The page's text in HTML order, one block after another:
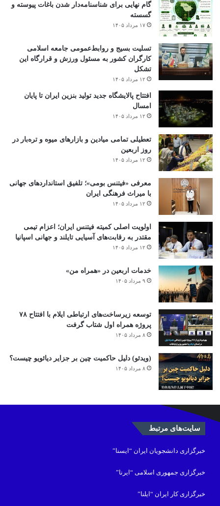
گام نهایی برای شناسنامه‌دار شدن باغات پیوسته و
گسسته
۱۷ مرداد ۱۴۰۵
تسلیت بسیج و روابط‌عمومی جامعه اسلامی
کارگران کشور به مسئول ورزش و قرارگاه این
تشکل
۱۲ مرداد ۱۴۰۵
افتتاح ‌پالایشگاه جدید تولید بنزین ایران تا پایان
امسال
۱۲ مرداد ۱۴۰۵
تعطیلی تمامی میادین و بازارهای میوه و تره‌بار در
روز اربعین
۱۲ مرداد ۱۴۰۵
معرفی «فیتنس بومی»؛ تلفیق استانداردهای جهانی
با میراث فرهنگی ایران
۱۲ مرداد ۱۴۰۵
اولویت اصلی کمیته فیتنس ایران؛ اعزام تیمی
مقتدر به رقابت‌های آسیایی تایلند و جهانی اسپانیا
۱۲ مرداد ۱۴۰۵
خدمات اربعین در «همراه من»
۹ مرداد ۱۴۰۵
توسعه زیرساخت‌های ارتباطی ایلام با افتتاح ۷۸
پروژه همراه اول شتاب گرفت
۸ مرداد ۱۴۰۵
(ویدئو) دلیل حاکمیت چین بر جزایر دیائویو چیست؟
۸ مرداد ۱۴۰۵
سایت‌های مرتبط
خبرگزاری دانشجویان ایران “ایسنا”
خبرگزاری جمهوری اسلامی “ایرنا”
خبرگزاری کار ایران “ایلنا”